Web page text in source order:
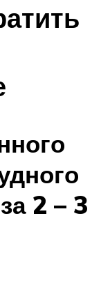
2 – 3